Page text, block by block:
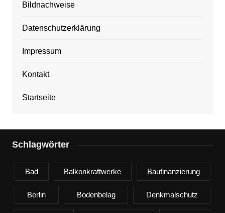
Bildnachweise
Datenschutzerklärung
Impressum
Kontakt
Startseite
Schlagwörter
Bad Balkonkraftwerke Baufinanzierung
Berlin Bodenbelag Denkmalschutz